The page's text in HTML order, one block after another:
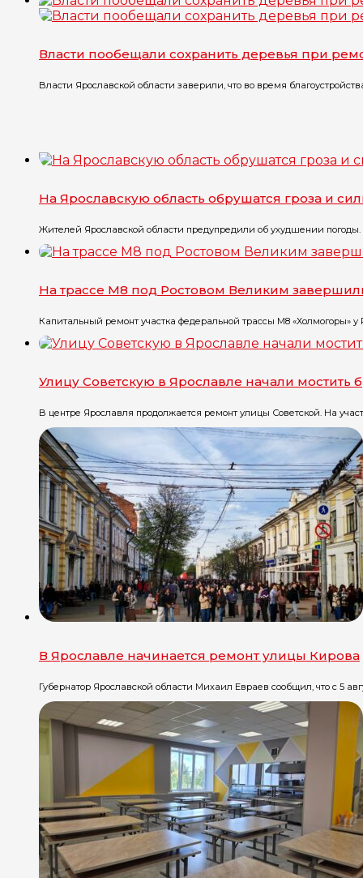
Власти пообещали сохранить деревья при
Власти Ярославской области заверили, что во время
На Ярославскую область обрушатся гроза и
Жителей Ярославской области предупредили об ухудшении
На трассе М8 под Ростовом Великим
Капитальный ремонт участка федеральной трассы М8 «Холмогоры» у
Улицу Советскую в Ярославле начали мостить
В центре Ярославля продолжается ремонт улицы Советской. На
В Ярославле начинается ремонт улицы Кирова
Губернатор Ярославской области Михаил Евраев сообщил, что с 5